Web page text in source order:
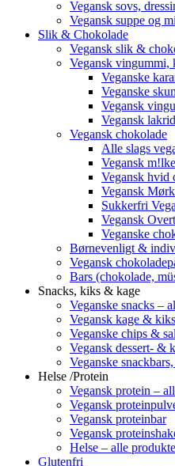
Vegansk sovs,
Vegansk suppe og
Slik & Chokolade
Vegansk slik &
Vegansk vingummi,
Veganske
Veganske
Vegansk
Vegansk
Vegansk chokolade
Alle slags
Vegansk
Vegansk hvid
Vegansk
Sukkerfri
Vegansk
Veganske
Børnevenligt &
Vegansk
Bars (chokolade,
Snacks, kiks & kage
Veganske snacks –
Vegansk kage & kiks
Veganske chips &
Vegansk dessert- &
Veganske
Helse /Protein
Vegansk protein –
Vegansk
Vegansk proteinbar
Vegansk
Helse – alle
Glutenfri